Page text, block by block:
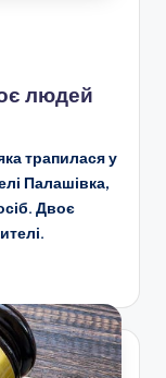
людей
трапилася у
Палашівка,
Двоє